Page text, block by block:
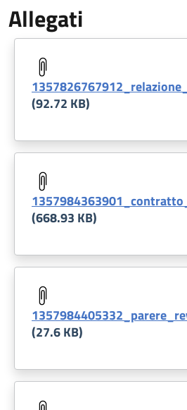
Allegati
Document
(92.72 KB)
Document
(668.93 KB)
Document
(27.6 KB)
Document